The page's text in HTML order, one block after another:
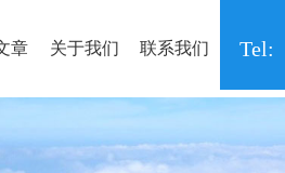
Tel:
章 关于我们 联系我们